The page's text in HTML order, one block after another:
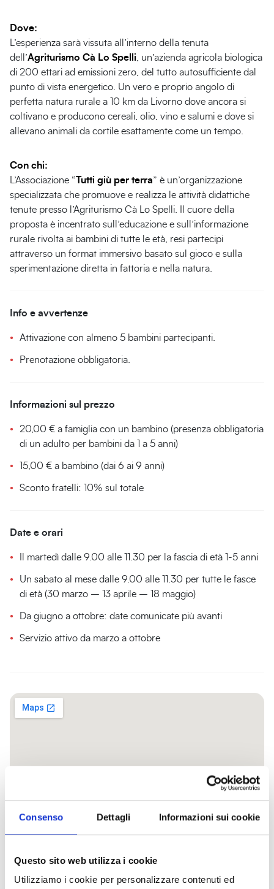
Consenso Dettagli Informazioni sui cookie
Questo sito web utilizza i cookie
Utilizziamo i cookie per personalizzare contenuti ed
Dove:
L’esperienza sarà vissuta all’interno della tenuta
dell’Agriturismo Cà Lo Spelli , un’azienda agricola biologica
di 200 ettari ad emissioni zero, del tutto autosufficiente dal
punto di vista energetico. Un vero e proprio angolo di
perfetta natura rurale a 10 km da Livorno dove ancora si
coltivano e producono cereali, olio, vino e salumi e dove si
allevano animali da cortile esattamente come un tempo.
Con chi:
L’Associazione “Tutti giù per terra” è un’organizzazione
specializzata che promuove e realizza le attività didattiche
tenute presso l’Agriturismo Cà Lo Spelli. Il cuore della
proposta è incentrato sull’educazione e sull’informazione
rurale rivolta ai bambini di tutte le età, resi partecipi
attraverso un format immersivo basato sul gioco e sulla
sperimentazione diretta in fattoria e nella natura.
Info e avvertenze
Attivazione con almeno 5 bambini partecipanti.
Prenotazione obbligatoria.
Informazioni sul prezzo
20,00 € a famiglia con un bambino (presenza obbligatoria
di un adulto per bambini da 1 a 5 anni)
15,00 € a bambino (dai 6 ai 9 anni)
Sconto fratelli: 10% sul totale
Date e orari
Il martedì dalle 9.00 alle 11.30 per la fascia di età 1-5 anni
Un sabato al mese dalle 9.00 alle 11.30 per tutte le fasce
di età (30 marzo – 13 aprile – 18 maggio)
Da giugno a ottobre: date comunicate più avanti
Servizio attivo da marzo a ottobre
Ti consigliamo anche...